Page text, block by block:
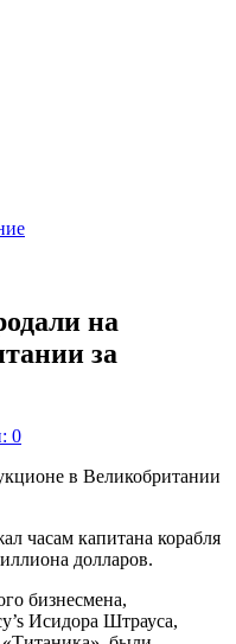
на
за
0
часам капитана корабля
долларов.
бизнесмена,
Исидора Штрауса,